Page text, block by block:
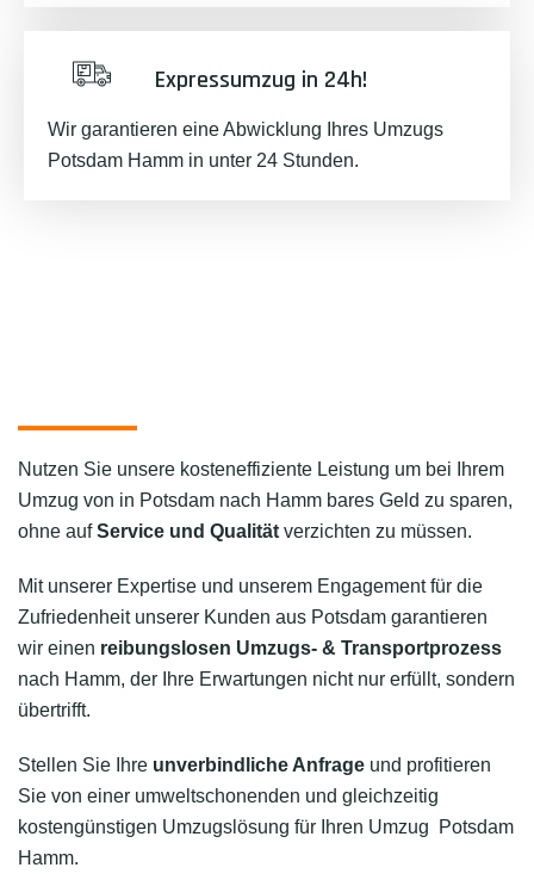
Expressumzug in 24h!
Wir garantieren eine Abwicklung Ihres Umzugs
Potsdam Hamm in unter 24 Stunden.
Nutzen Sie unsere kosteneffiziente Leistung um bei Ihrem
Umzug von in Potsdam nach Hamm bares Geld zu sparen,
ohne aufService und Qualität verzichten zu müssen.
Mit unserer Expertise und unserem Engagement für die
Zufriedenheit unserer Kunden aus Potsdam garantieren
wir einen reibungslosen Umzugs- & Transportprozess
nach Hamm, der Ihre Erwartungen nicht nur erfüllt, sondern
übertrifft.
Stellen Sie Ihre unverbindliche Anfrage und profitieren
Sie von einer umweltschonenden und gleichzeitig
kostengünstigen Umzugslösung für Ihren Umzug Potsdam
Hamm.